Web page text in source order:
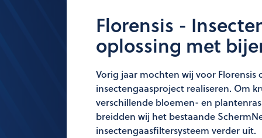
Florensis -
oplossing met
Vorig jaar mochten wij voor Florensis
insectengaasproject realiseren. Om
verschillende bloemen- en
breidden wij het bestaande
insectengaasfiltersysteem verder uit.